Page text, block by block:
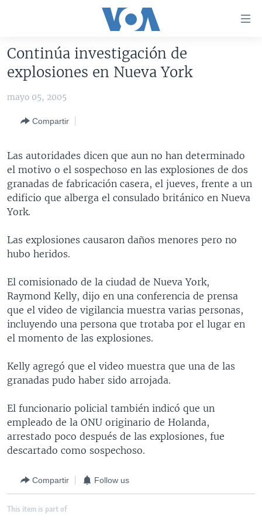
accesibilidad
principal
Salte
principal
Salte
búsqueda
AMÉRICA DEL NORTE
EEUU
MÉXICO
HAITÍ
ELECCIONES EEUU 2024
ELECCIONES EEUU
VOTO DIVIDIDO
VOA VERIFICA
VOA VERIFICA UCRANIA/RUSIA
VOA VERIFICA AMÉRICA LATINA
AMÉRICA LATINA
BOLIVIA
COLOMBIA
CHILE
ECUADOR
BRASIL
CENTROAMÉRICA
COSTA RICA
EL SALVADOR
HONDURAS
OTRAS SECCIONES
INMIGRACIÓN
MUNDO
ENTRETENIMIENTO Y CULTURA
TECNOLOGÍA
DEPORTES
ESPECIALES DE LA VOA
UCRANIA
VIDEOS
FOTOGRAFÍA
AUDIOS
PROGRAMAS TV
EL MUNDO AL DÍA
FORO INTERAMERICANO
LAS CLAVES
RADIO
AVANCE INFORMATIVO
BUENOS DÍAS AMÉRICA
EL MUNDO AL DÍA [RADIO]
FORO [RADIO]
NOTA ECONÓMICA
ENTRETENIMIENTO
DIRECT
Learning English
SÍGANOS
Idiomas
Continúa investigación de
explosiones en Nueva York
mayo 05, 2005
Compartir
Las autoridades dicen que aun no han determinado
el motivo o el sospechoso en las explosiones de dos
granadas de fabricación casera, el jueves, frente a un
edificio que alberga el consulado británico en Nueva
York.
Las explosiones causaron daños menores pero no
hubo heridos.
El comisionado de la ciudad de Nueva York,
Raymond Kelly, dijo en una conferencia de prensa
que el video de vigilancia muestra varias personas,
incluyendo una persona que trotaba por el lugar en
el momento de las explosiones.
Kelly agregó que el video muestra que una de las
granadas pudo haber sido arrojada.
El funcionario policial también indicó que un
empleado de la ONU originario de Holanda,
arrestado poco después de las explosiones, fue
descartado como sospechoso.
Compartir Follow us
This item is part of